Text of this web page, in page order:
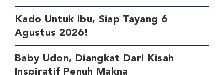
Kado Untuk Ibu, Siap Tayang 6
Agustus 2026!
Baby Udon, Diangkat Dari Kisah
Inspiratif Penuh Makna